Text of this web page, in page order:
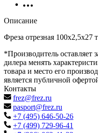
Описание
Фреза отрезная
*Производитель оставляет
дилера менять
товара и место его
является публичной
Контакты
frez@frez.ru
pasport@frez.ru
+7 (495) 646-50-26
+7 (499) 729-96-41